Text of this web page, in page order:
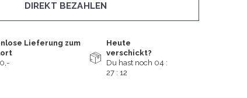
DIREKT BEZAHLEN
Lieferung zum
Heute
verschickt?
Du hast noch 04 :
27 : 12